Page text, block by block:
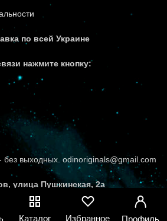
по всей Украине
нажмите кнопку:
выходных. odinoriginals@gmail.com
улица Пушкинская, 2а
Каталог Избранное Профиль